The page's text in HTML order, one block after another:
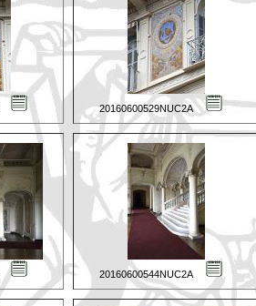
20160600529NUC2A
20160600544NUC2A